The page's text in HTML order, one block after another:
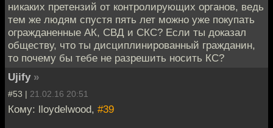
никаких претензий от контролирующих органов, ведь
тем же людям спустя пять лет можно уже покупать
огражданенные АК, СВД и СКС? Если ты доказал
обществу, что ты дисциплинированный гражданин,
то почему бы тебе не разрешить носить КС?
Ujify »
#53 | 21.02.16 20:51
Кому: lloydelwood, #39